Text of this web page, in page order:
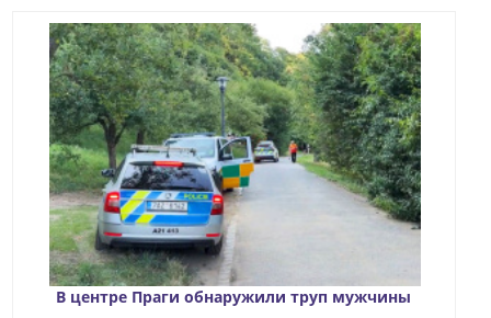
В центре Праги обнаружили труп мужчины